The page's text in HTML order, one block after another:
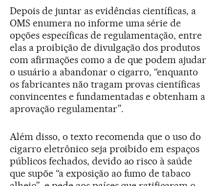
Depois de juntar as evidências científicas, a
OMS enumera no informe uma série de
opções específicas de regulamentação, entre
elas a proibição de divulgação dos produtos
com afirmações como a de que podem ajudar
o usuário a abandonar o cigarro, “enquanto
os fabricantes não tragam provas científicas
convincentes e fundamentadas e obtenham a
aprovação regulamentar”.
Além disso, o texto recomenda que o uso do
cigarro eletrônico seja proibido em espaços
públicos fechados, devido ao risco à saúde
que supõe “a exposição ao fumo de tabaco